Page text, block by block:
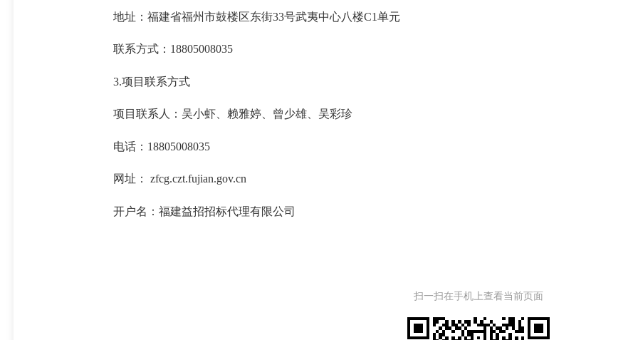
地址：福建省福州市鼓楼区东街33号武夷中心八楼C1单元
联系方式：18805008035
3.项目联系方式
项目联系人：吴小虾、赖雅婷、曾少雄、吴彩珍
电话：18805008035
网址： zfcg.czt.fujian.gov.cn
开户名：福建益招招标代理有限公司
扫一扫在手机上查看当前页面